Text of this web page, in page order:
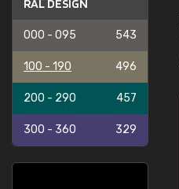
RAL DESIGN
000 - 095 543
100 - 190 496
200 - 290 457
300 - 360 329